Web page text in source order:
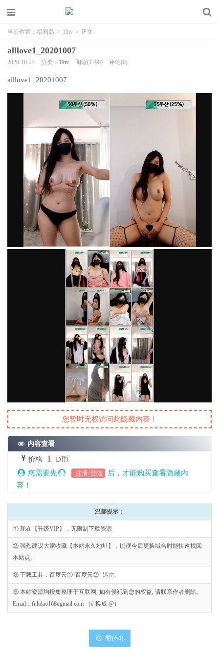
当前位置： 福利岛 > 19tv > 正文
alllove1_20201007
2020-10-24 分类： 19tv 阅读(1790) 评论(0)
alllove1_20201007
您暂时无权访问此隐藏内容！
内容查看
价格 1
D币
您需要先
注册/登陆
后，才能购买查看隐藏内
容！
温馨提示：
① 现在【升级VIP】，无限制下载资源
② 强烈建议大家收藏【本站永久地址】，以便今后更换域名时能快速找回
本站点。
③ 下载工具：百度云① |百度云② | 迅雷。
⑤ 本站资源均搜集整理于互联网, 如有侵犯到您的权益, 请联系作者删除。
Email：fulidao168#gmail.com （# 换成 @）
赞(64)